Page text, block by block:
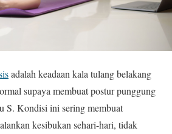
adalah keadaan kala tulang belakang
supaya membuat postur punggung
S. Kondisi ini sering membuat
kesibukan sehari-hari, tidak